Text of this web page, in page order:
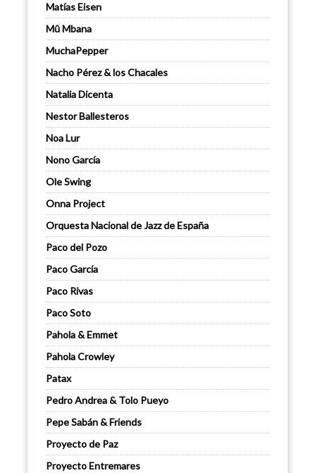
Matías Eisen
Mû Mbana
MuchaPepper
Nacho Pérez & los Chacales
Natalia Dicenta
Nestor Ballesteros
Noa Lur
Nono García
Ole Swing
Onna Project
Orquesta Nacional de Jazz de España
Paco del Pozo
Paco García
Paco Rivas
Paco Soto
Pahola & Emmet
Pahola Crowley
Patax
Pedro Andrea & Tolo Pueyo
Pepe Sabán & Friends
Proyecto de Paz
Proyecto Entremares